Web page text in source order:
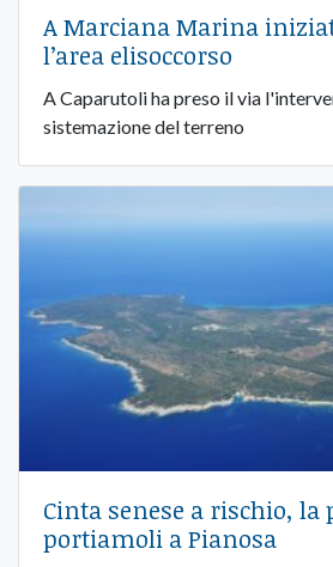
A Marciana Marina
l’area elisoccorso
A Caparutoli ha preso il via
sistemazione del terreno
Cinta senese a rischio, la
portiamoli a Pianosa